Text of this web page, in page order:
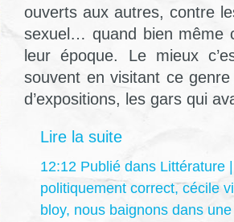
ouverts aux autres, contre
sexuel… quand bien même
leur époque. Le mieux
souvent en visitant ce genre
d’expositions, les gars qui
Lire la suite
12:12 Publié dans Littérature
politiquement correct,cécile
bloy, nous baignons dans